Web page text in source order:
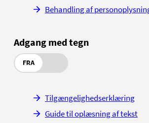
Behandling af
Adgang med tegn
FRA
Tilgængelighedserklæring
Guide til oplæsning af tekst